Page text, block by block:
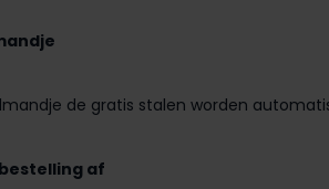
de gratis stalen worden
af